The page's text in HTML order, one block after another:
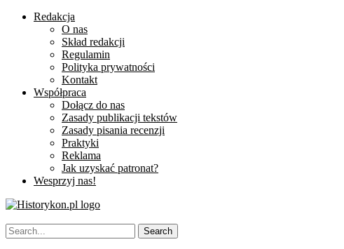
Redakcja
O nas
Skład redakcji
Regulamin
Polityka prywatności
Kontakt
Współpraca
Dołącz do nas
Zasady publikacji tekstów
Zasady pisania recenzji
Praktyki
Reklama
Jak uzyskać patronat?
Wesprzyj nas!